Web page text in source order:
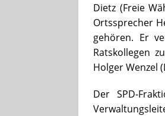
Dietz (Freie
Ortssprecher
gehören. Er
Ratskollegen
Holger Wenzel
Der SPD-